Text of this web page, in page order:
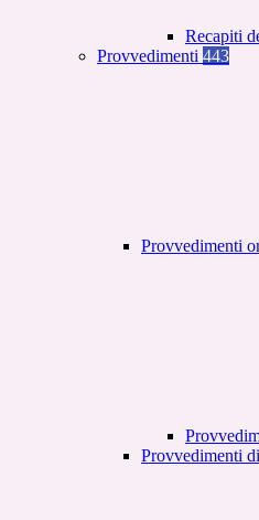
Recapiti
Provvedimenti 443
Provvedimenti
Provvedimenti